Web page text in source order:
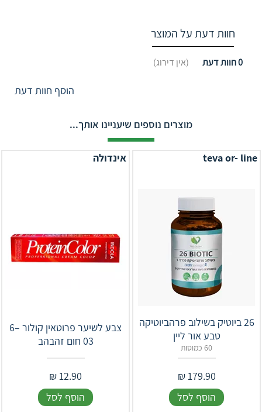
חוות דעת על המוצר
0חוות דעת (אין דירוג)
הוסף חוות דעת
מוצרים נוספים שיעניינו אותך...
teva or- line
26 ביוטיק בשילוב פרהביוטיקה
טבע אור ליין
60 כמוסות
179.90
₪
הוסף לסל
אינדולה
צבע לשיער פרוטאין קולור ‎6–
03 חום זהבהב
12.90
₪
הוסף לסל